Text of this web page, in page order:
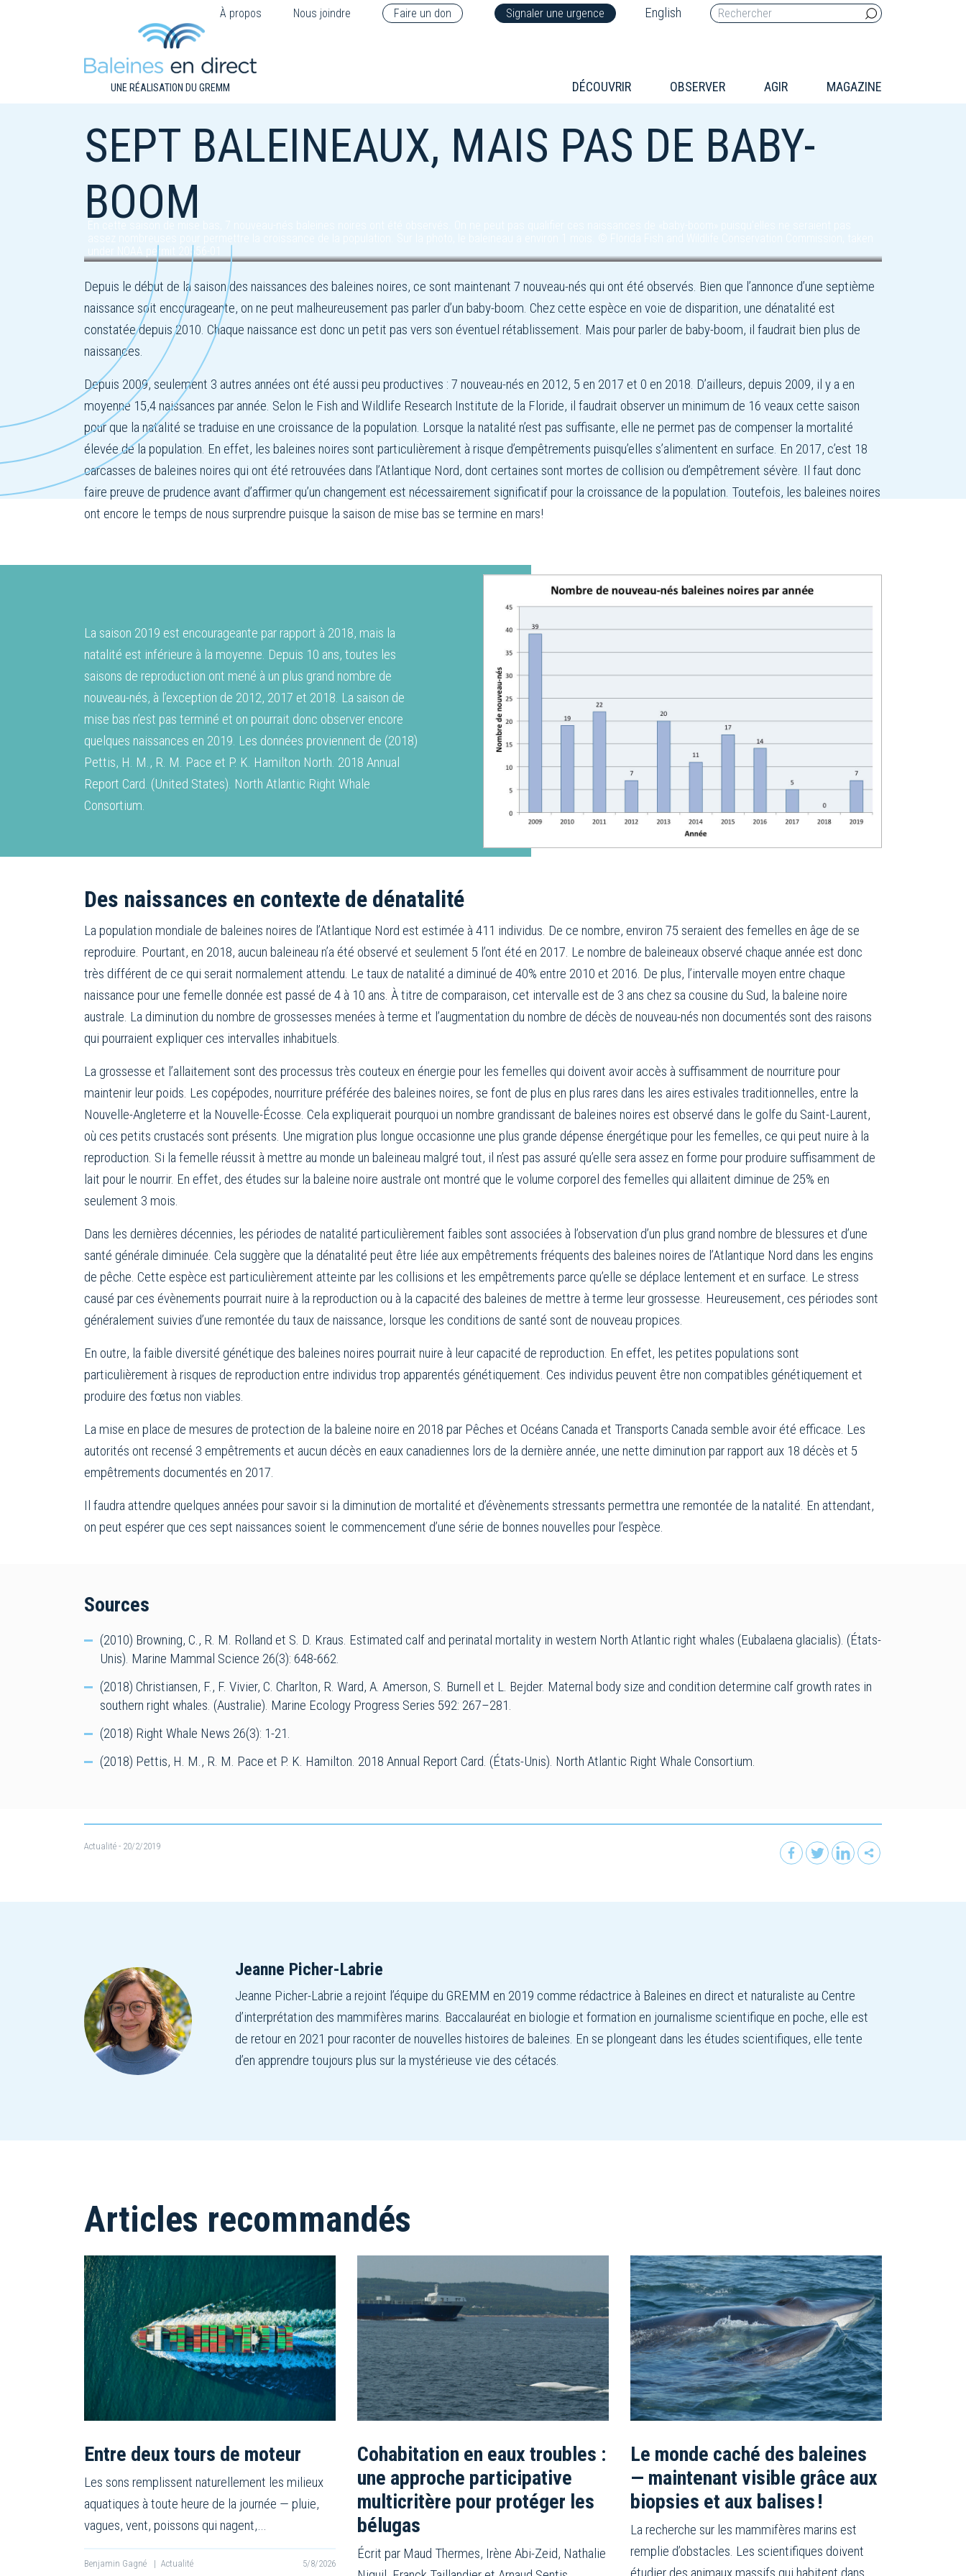
À propos Nous joindre Faire un don Signaler une urgence English
UNE RÉALISATION DU GREMM DÉCOUVRIR OBSERVER AGIR MAGAZINE
SEPT BALEINEAUX, MAIS PAS DE BABY-
BOOM
under NOAA permit 20556-01
Depuis le début de la saison des naissances des baleines noires, ce sont maintenant 7 nouveau-nés qui ont été observés. Bien que l’annonce d’une septième
naissance soit encourageante, on ne peut malheureusement pas parler d’un baby-boom. Chez cette espèce en voie de disparition, une dénatalité est
constatée depuis 2010. Chaque naissance est donc un petit pas vers son éventuel rétablissement. Mais pour parler de baby-boom, il faudrait bien plus de
naissances.
Depuis 2009, seulement 3 autres années ont été aussi peu productives : 7 nouveau-nés en 2012, 5 en 2017 et 0 en 2018. D’ailleurs, depuis 2009, il y a en
moyenne 15,4 naissances par année. Selon le Fish and Wildlife Research Institute de la Floride, il faudrait observer un minimum de 16 veaux cette saison
pour que la natalité se traduise en une croissance de la population. Lorsque la natalité n’est pas suffisante, elle ne permet pas de compenser la mortalité
élevée de la population. En effet, les baleines noires sont particulièrement à risque d’empêtrements puisqu’elles s’alimentent en surface. En 2017, c’est 18
carcasses de baleines noires qui ont été retrouvées dans l’Atlantique Nord, dont certaines sont mortes de collision ou d’empêtrement sévère. Il faut donc
faire preuve de prudence avant d’affirmer qu’un changement est nécessairement significatif pour la croissance de la population. Toutefois, les baleines noires
ont encore le temps de nous surprendre puisque la saison de mise bas se termine en mars!
La saison 2019 est encourageante par rapport à 2018, mais la
natalité est inférieure à la moyenne. Depuis 10 ans, toutes les
saisons de reproduction ont mené à un plus grand nombre de
nouveau-nés, à l’exception de 2012, 2017 et 2018. La saison de
mise bas n’est pas terminé et on pourrait donc observer encore
quelques naissances en 2019. Les données proviennent de (2018)
Pettis, H. M., R. M. Pace et P. K. Hamilton North. 2018 Annual
Report Card. (United States). North Atlantic Right Whale
Consortium.
Des naissances en contexte de dénatalité
La population mondiale de baleines noires de l’Atlantique Nord est estimée à 411 individus. De ce nombre, environ 75 seraient des femelles en âge de se
reproduire. Pourtant, en 2018, aucun baleineau n’a été observé et seulement 5 l’ont été en 2017. Le nombre de baleineaux observé chaque année est donc
très différent de ce qui serait normalement attendu. Le taux de natalité a diminué de 40% entre 2010 et 2016. De plus, l’intervalle moyen entre chaque
naissance pour une femelle donnée est passé de 4 à 10 ans. À titre de comparaison, cet intervalle est de 3 ans chez sa cousine du Sud, la baleine noire
australe. La diminution du nombre de grossesses menées à terme et l’augmentation du nombre de décès de nouveau-nés non documentés sont des raisons
qui pourraient expliquer ces intervalles inhabituels.
La grossesse et l’allaitement sont des processus très couteux en énergie pour les femelles qui doivent avoir accès à suffisamment de nourriture pour
maintenir leur poids. Les copépodes, nourriture préférée des baleines noires, se font de plus en plus rares dans les aires estivales traditionnelles, entre la
Nouvelle-Angleterre et la Nouvelle-Écosse. Cela expliquerait pourquoi un nombre grandissant de baleines noires est observé dans le golfe du Saint-Laurent,
où ces petits crustacés sont présents. Une migration plus longue occasionne une plus grande dépense énergétique pour les femelles, ce qui peut nuire à la
reproduction. Si la femelle réussit à mettre au monde un baleineau malgré tout, il n’est pas assuré qu’elle sera assez en forme pour produire suffisamment de
lait pour le nourrir. En effet, des études sur la baleine noire australe ont montré que le volume corporel des femelles qui allaitent diminue de 25% en
seulement 3 mois.
Dans les dernières décennies, les périodes de natalité particulièrement faibles sont associées à l’observation d’un plus grand nombre de blessures et d’une
santé générale diminuée. Cela suggère que la dénatalité peut être liée aux empêtrements fréquents des baleines noires de l’Atlantique Nord dans les engins
de pêche. Cette espèce est particulièrement atteinte par les collisions et les empêtrements parce qu’elle se déplace lentement et en surface. Le stress
causé par ces évènements pourrait nuire à la reproduction ou à la capacité des baleines de mettre à terme leur grossesse. Heureusement, ces périodes sont
généralement suivies d’une remontée du taux de naissance, lorsque les conditions de santé sont de nouveau propices.
En outre, la faible diversité génétique des baleines noires pourrait nuire à leur capacité de reproduction. En effet, les petites populations sont
particulièrement à risques de reproduction entre individus trop apparentés génétiquement. Ces individus peuvent être non compatibles génétiquement et
produire des fœtus non viables.
La mise en place de mesures de protection de la baleine noire en 2018 par Pêches et Océans Canada et Transports Canada semble avoir été efficace. Les
autorités ont recensé 3 empêtrements et aucun décès en eaux canadiennes lors de la dernière année, une nette diminution par rapport aux 18 décès et 5
empêtrements documentés en 2017.
Il faudra attendre quelques années pour savoir si la diminution de mortalité et d’évènements stressants permettra une remontée de la natalité. En attendant,
on peut espérer que ces sept naissances soient le commencement d’une série de bonnes nouvelles pour l’espèce.
Sources
(2010) Browning, C., R. M. Rolland et S. D. Kraus. Estimated calf and perinatal mortality in western North Atlantic right whales (Eubalaena glacialis). (États-
Unis). Marine Mammal Science 26(3): 648-662.
(2018) Christiansen, F., F. Vivier, C. Charlton, R. Ward, A. Amerson, S. Burnell et L. Bejder. Maternal body size and condition determine calf growth rates in
southern right whales. (Australie). Marine Ecology Progress Series 592: 267–281.
(2018) Right Whale News 26(3): 1-21.
(2018) Pettis, H. M., R. M. Pace et P. K. Hamilton. 2018 Annual Report Card. (États-Unis). North Atlantic Right Whale Consortium.
Actualité - 20/2/2019
Jeanne Picher-Labrie
Jeanne Picher-Labrie a rejoint l’équipe du GREMM en 2019 comme rédactrice à Baleines en direct et naturaliste au Centre
d’interprétation des mammifères marins. Baccalauréat en biologie et formation en journalisme scientifique en poche, elle est
de retour en 2021 pour raconter de nouvelles histoires de baleines. En se plongeant dans les études scientifiques, elle tente
d’en apprendre toujours plus sur la mystérieuse vie des cétacés.
Articles recommandés
Entre deux tours de moteur
Les sons remplissent naturellement les milieux
aquatiques à toute heure de la journée — pluie,
vagues, vent, poissons qui nagent,…
Benjamin Gagné | Actualité 5/8/2026
Cohabitation en eaux troubles :
une approche participative
multicritère pour protéger les
bélugas
Écrit par Maud Thermes, Irène Abi-Zeid, Nathalie
Le monde caché des baleines
— maintenant visible grâce aux
biopsies et aux balises !
La recherche sur les mammifères marins est
remplie d’obstacles. Les scientifiques doivent